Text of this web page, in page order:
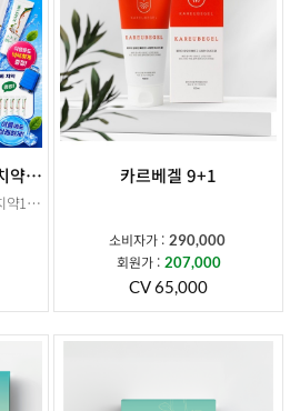
카르베치약9개 + 카르베치약1개증정+ 여행용 카르베치약 9개 증정
카르베치약9개 구매시 카르베치약1개증정+ 여행용 카르베치약 9개 증정
카르베겔 9+1
소비자가 : 290,000
회원가 : 207,000
CV 65,000